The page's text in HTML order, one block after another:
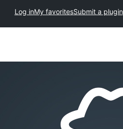
Submit a plugin
My favorites
Log in